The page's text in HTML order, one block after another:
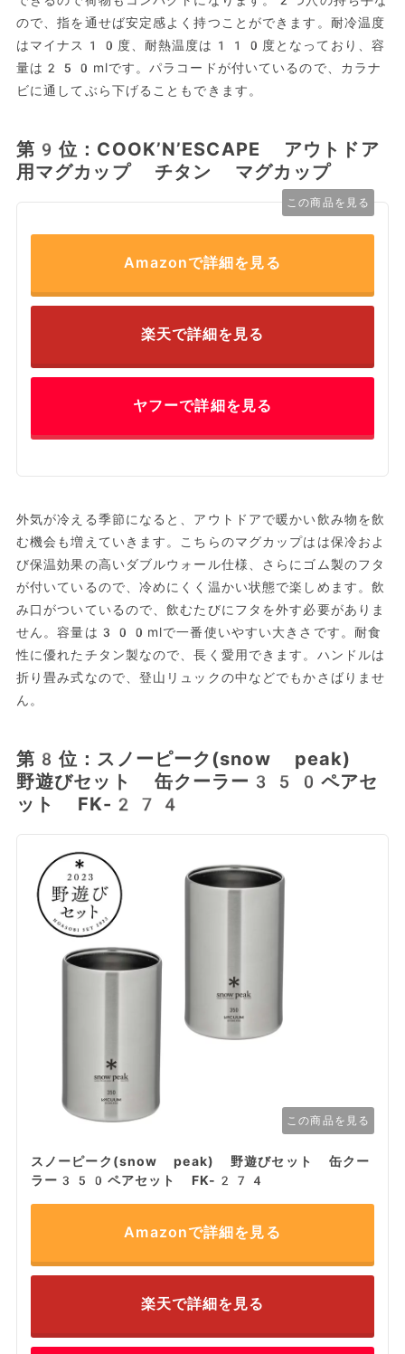
ので、指を通せば安定感よく持つことができます。耐冷温度
はマイナス10度、耐熱温度は110度となっており、容
量は250mlです。パラコードが付いているので、カラナ
ビに通してぶら下げることもできます。
第9位：COOK’N’ESCAPE アウトドア
用マグカップ チタン マグカップ
この商品を見る
Amazonで詳細を見る
楽天で詳細を見る
ヤフーで詳細を見る
外気が冷える季節になると、アウトドアで暖かい飲み物を飲
む機会も増えていきます。こちらのマグカップはは保冷およ
び保温効果の高いダブルウォール仕様、さらにゴム製のフタ
が付いているので、冷めにくく温かい状態で楽しめます。飲
み口がついているので、飲むたびにフタを外す必要がありま
せん。容量は300mlで一番使いやすい大きさです。耐食
性に優れたチタン製なので、長く愛用できます。ハンドルは
折り畳み式なので、登山リュックの中などでもかさばりませ
ん。
第8位：スノーピーク(snow peak)
野遊びセット 缶クーラー350ペアセ
ット FK-274
この商品を見る
スノーピーク(snow peak) 野遊びセット 缶クー
ラー350ペアセット FK-274
Amazonで詳細を見る
楽天で詳細を見る